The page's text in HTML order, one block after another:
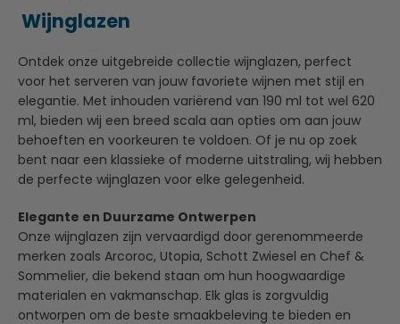
Wijnglazen
Ontdek onze uitgebreide collectie wijnglazen, perfect
voor het serveren van jouw favoriete wijnen met stijl en
elegantie. Met inhouden variërend van 190 ml tot wel 620
ml, bieden wij een breed scala aan opties om aan jouw
behoeften en voorkeuren te voldoen. Of je nu op zoek
bent naar een klassieke of moderne uitstraling, wij hebben
de perfecte wijnglazen voor elke gelegenheid.
Elegante en Duurzame Ontwerpen
Onze wijnglazen zijn vervaardigd door gerenommeerde
merken zoals Arcoroc, Utopia, Schott Zwiesel en Chef &
Sommelier, die bekend staan om hun hoogwaardige
materialen en vakmanschap. Elk glas is zorgvuldig
ontworpen om de beste smaakbeleving te bieden en